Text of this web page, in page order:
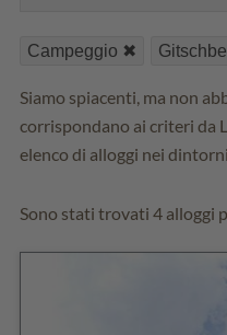
Campeggio
Siamo spiacenti, ma non
corrispondano ai criteri da
elenco di alloggi nei dintorni.
Sono stati trovati 4 alloggi